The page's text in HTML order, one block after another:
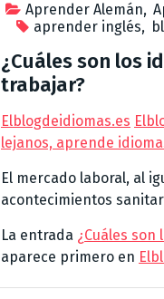
Aprender Alemán,
aprender inglés,
¿Cuáles son los
trabajar?
Elblogdeidiomas.es
lejanos, aprende
El mercado laboral, al
acontecimientos
La entrada ¿Cuáles
aparece primero en